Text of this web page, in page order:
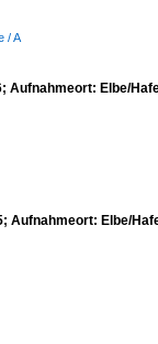
/ A
Aufnahmeort: Elbe/
Aufnahmeort: Elbe/